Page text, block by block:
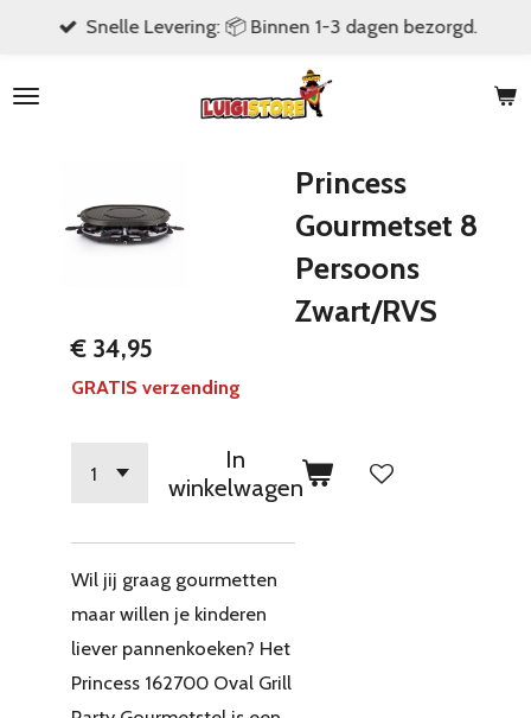
naar
Snelle Levering: 📦 Binnen 1-3 dagen bezorgd.
Princess
Gourmetset 8
Persoons
Zwart/RVS
€ 34,95
GRATIS verzending
In
winkelwagen
Wil jij graag gourmetten
maar willen je kinderen
liever pannenkoeken? Het
Princess 162700 Oval Grill